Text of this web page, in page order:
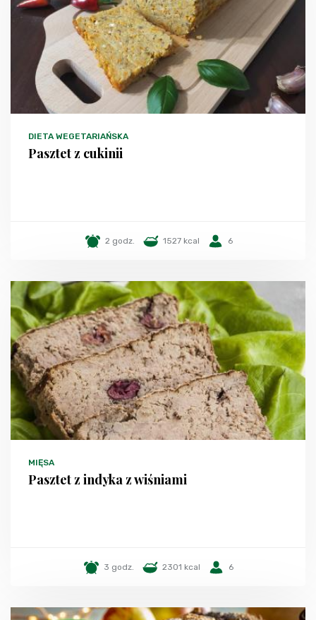
DIETA WEGETARIAŃSKA
Pasztet z cukinii
2 godz. 1527 kcal 6
MIĘSA
Pasztet z indyka z wiśniami
3 godz. 2301 kcal 6